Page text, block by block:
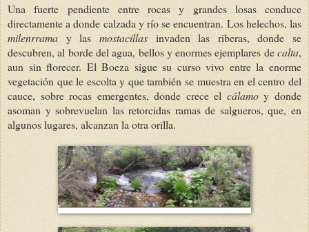
Una fuerte pendiente entre rocas y grandes losas conduce
directamente a donde calzada y río se encuentran. Los helechos, las
milenrrama y las mostacillasinvaden las riberas, donde se
descubren, al borde del agua, bellos y enormes ejemplares decalta,
aun sin florecer. El Boeza sigue su curso vivo entre la enorme
vegetación que le escolta y que también se muestra en el centro del
cauce, sobre rocas emergentes, donde crece el cálamoy donde
asoman y sobrevuelan las retorcidas ramas de salgueros, que, en
algunos lugares, alcanzan la otra orilla.